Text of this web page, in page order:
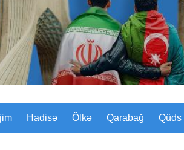
Sizinyol.org
Hadisə Ölkə Qarabağ Qüds